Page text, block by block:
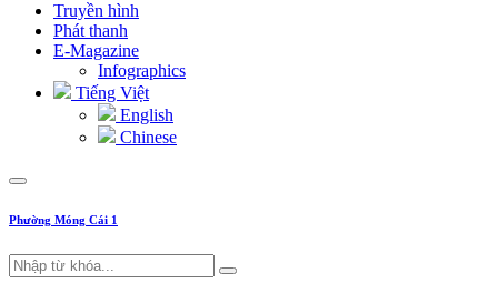
Truyền hình
Phát thanh
E-Magazine
Infographics
Tiếng Việt
English
Chinese
Phường Móng Cái 1